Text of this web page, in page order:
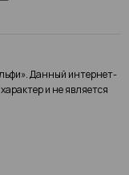
Данный интернет-
и не является